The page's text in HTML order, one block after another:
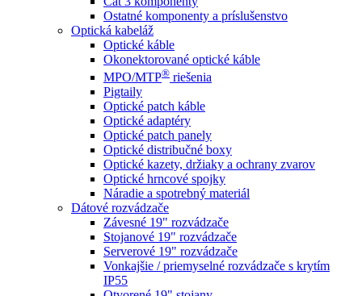
Ostatné komponenty a príslušenstvo
Optická kabeláž
Optické káble
Okonektorované optické káble
MPO/MTP® ​ riešenia
Pigtaily
Optické patch káble
Optické adaptéry
Optické patch panely
Optické distribučné boxy
Optické kazety, držiaky a ochrany zvarov
Optické hrncové spojky
Náradie a spotrebný materiál
Dátové rozvádzače
Závesné 19" rozvádzače
Stojanové 19" rozvádzače
Serverové 19" rozvádzače
Vonkajšie / priemyselné rozvádzače s krytím
IP55